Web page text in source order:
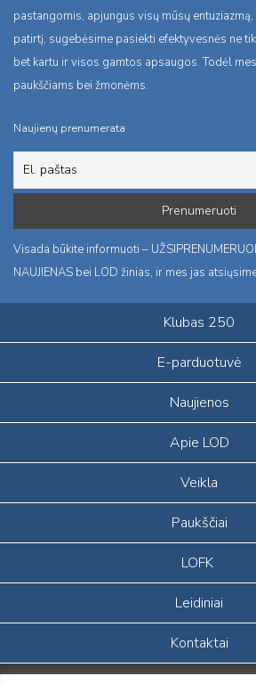
pastangomis, apjungus visų mūsų entuziazmą,
patirtį, sugebėsime pasiekti efektyvesnės ne
bet kartu ir visos gamtos apsaugos. Todėl
paukščiams bei žmonėms.
Naujienų prenumerata
Visada būkite informuoti –
NAUJIENAS bei LOD žinias, ir mes jas
Klubas 250
E-parduotuvė
Naujienos
Apie LOD
Veikla
Paukščiai
LOFK
Leidiniai
Kontaktai